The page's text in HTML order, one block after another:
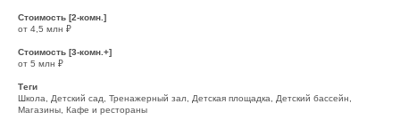
Стоимость [2-комн.]
от 4,5 млн ₽
Стоимость [3-комн.+]
от 5 млн ₽
Теги
Школа, Детский сад, Тренажерный зал, Детская площадка, Детский бассейн,
Магазины, Кафе и рестораны